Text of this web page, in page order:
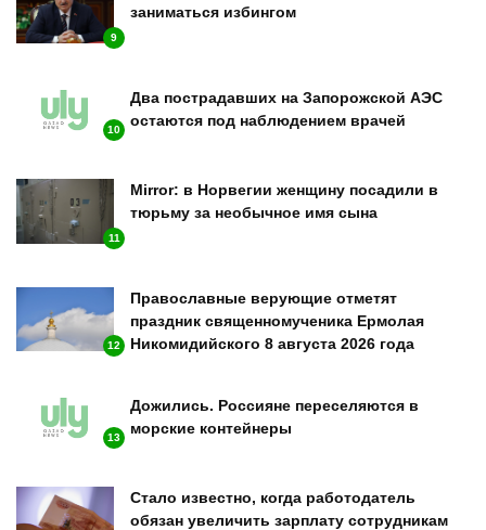
9
заниматься избингом
10
Два пострадавших на Запорожской АЭС
остаются под наблюдением врачей
11
Mirror: в Норвегии женщину посадили в
тюрьму за необычное имя сына
12
Православные верующие отметят
праздник священномученика Ермолая
Никомидийского 8 августа 2026 года
13
Дожились. Россияне переселяются в
морские контейнеры
Стало известно, когда работодатель
обязан увеличить зарплату сотрудникам